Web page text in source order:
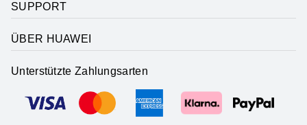
SUPPORT
ÜBER HUAWEI
Unterstützte Zahlungsarten